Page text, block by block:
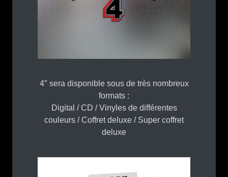
4″ sera disponible sous de très nombreux
formats :
Digital / CD / Vinyles de différentes
couleurs / Coffret deluxe / Super coffret
deluxe